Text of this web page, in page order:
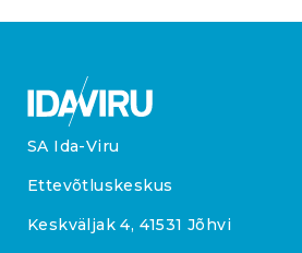
SA Ida-Viru
Ettevõtluskeskus
Keskväljak 4, 41531 Jõhvi